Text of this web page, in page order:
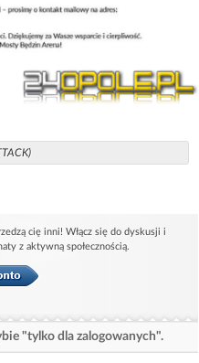
cię inni! Włącz się do dyskusji i
z aktywną społecznością.
"tylko dla zalogowanych".